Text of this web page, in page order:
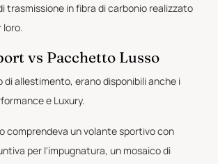
trasmissione in fibra di carbonio realizzato
vs Pacchetto Lusso
di allestimento, erano disponibili anche i
e Luxury.
comprendeva un volante sportivo con
per l'impugnatura, un mosaico di